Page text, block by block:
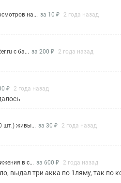
на... за 10 ₽ 2 года назад
с ба... за 200 ₽ 2 года назад
₽ 2 года назад
шт.) живы... за 30 ₽ 2 года назад
в с... за 600 ₽ 2 года назад
выдал три акка по 1ляму, так